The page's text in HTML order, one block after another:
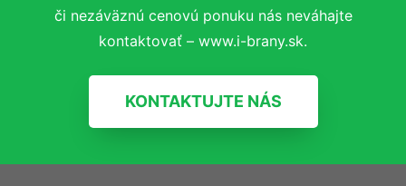
či nezáväznú cenovú ponuku nás neváhajte
kontaktovať – www.i-brany.sk.
KONTAKTUJTE NÁS